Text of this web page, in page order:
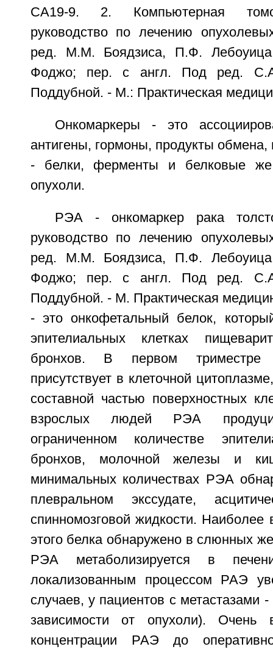
СА19-9. 2. Компьютерная
руководство по лечению
ред. М.М. Боядзиса, П.Ф.
Фоджо; пер. с англ. Под ред.
Поддубной. - М.: Практическая
Онкомаркеры - это
антигены, гормоны, продукты
- белки, ферменты и белковые же
опухоли.
РЭА - онкомаркер рака
руководство по лечению
ред. М.М. Боядзиса, П.Ф.
Фоджо; пер. с англ. Под ред.
Поддубной. - М. Практическая
- это онкофетальный белок,
эпителиальных клетках
бронхов. В первом триместре
присутствует в клеточной
составной частью поверхностных
взрослых людей РЭА
ограниченном количестве
бронхов, молочной железы и
минимальных количествах РЭА
плевральном экссудате,
спинномозговой жидкости. Наиболее
этого белка обнаружено в слюнных
РЭА метаболизируется в
локализованным процессом РАЭ
случаев, у пациентов с метастазами
зависимости от опухоли). Очень
концентрации РАЭ до